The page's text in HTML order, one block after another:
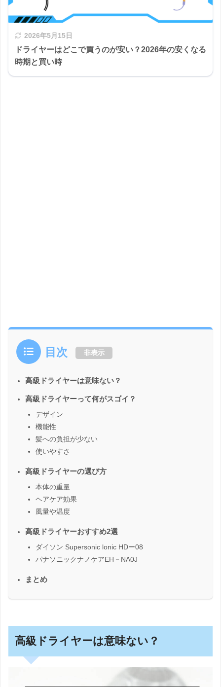
2026年5月15日
ドライヤーはどこで買うのが安い？2026年の安くなる
時期と買い時
目次 非表示
高級ドライヤーは意味ない？
高級ドライヤーって何がスゴイ？
デザイン
機能性
髪への負担が少ない
使いやすさ
高級ドライヤーの選び方
本体の重量
ヘアケア効果
風量や温度
高級ドライヤーおすすめ2選
ダイソン Supersonic lonic HDー08
パナソニックナノケアEH－NA0J
まとめ
高級ドライヤーは意味ない？